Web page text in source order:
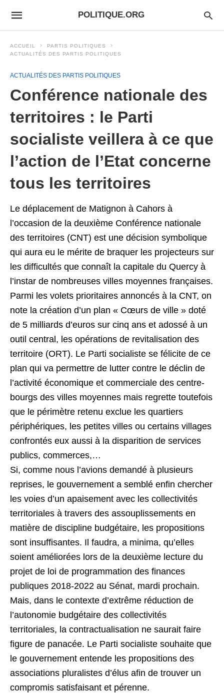
POLITIQUE.ORG
ACCUEIL
PARTIS POLITIQUES
ACTUALITÉS DES PARTIS POLITIQUES
ACTUALITÉS DES PARTIS POLITIQUES
Conférence nationale des
territoires : le Parti
socialiste veillera à ce que
l’action de l’Etat concerne
tous les territoires
Le déplacement de Matignon à Cahors à
l’occasion de la deuxième Conférence nationale
des territoires (CNT) est une décision symbolique
qui aura eu le mérite de braquer les projecteurs sur
les difficultés que connaît la capitale du Quercy à
l’instar de nombreuses villes moyennes françaises.
Parmi les volets prioritaires annoncés à la CNT, on
note la création d’un plan « Cœurs de ville » doté
de 5 milliards d’euros sur cinq ans et adossé à un
outil central, les opérations de revitalisation des
territoire (ORT). Le Parti socialiste se félicite de ce
plan qui va permettre de lutter contre le déclin de
l’activité économique et commerciale des centre-
bourgs des villes moyennes mais regrette toutefois
que le périmètre retenu exclue les quartiers
périphériques, les petites villes ou certains villages
confrontés eux aussi à la disparition de services
publics, commerces,…
Si, comme nous l’avions demandé à plusieurs
reprises, le gouvernement a semblé enfin chercher
les voies d’un apaisement avec les collectivités
territoriales à travers des assouplissements en
matière de discipline budgétaire, les propositions
sont insuffisantes. Il faudra, a minima, qu’elles
soient améliorées lors de la deuxième lecture du
projet de loi de programmation des finances
publiques 2018-2022 au Sénat, mardi prochain.
Mais, dans le contexte d’extrême réduction de
l’autonomie budgétaire des collectivités
territoriales, la contractualisation ne saurait faire
figure de panacée. Le Parti socialiste souhaite que
le gouvernement entende les propositions des
associations pluralistes d’élus afin de trouver un
compromis satisfaisant et pérenne.